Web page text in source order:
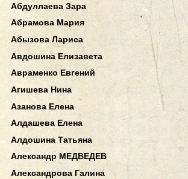
Абдуллаева Зара
Абрамова Мария
Абызова Лариса
Авдошина Елизавета
Авраменко Евгений
Агишева Нина
Азанова Елена
Алдашева Елена
Алдошина Татьяна
Александр МЕДВЕДЕВ
Александрова Галина